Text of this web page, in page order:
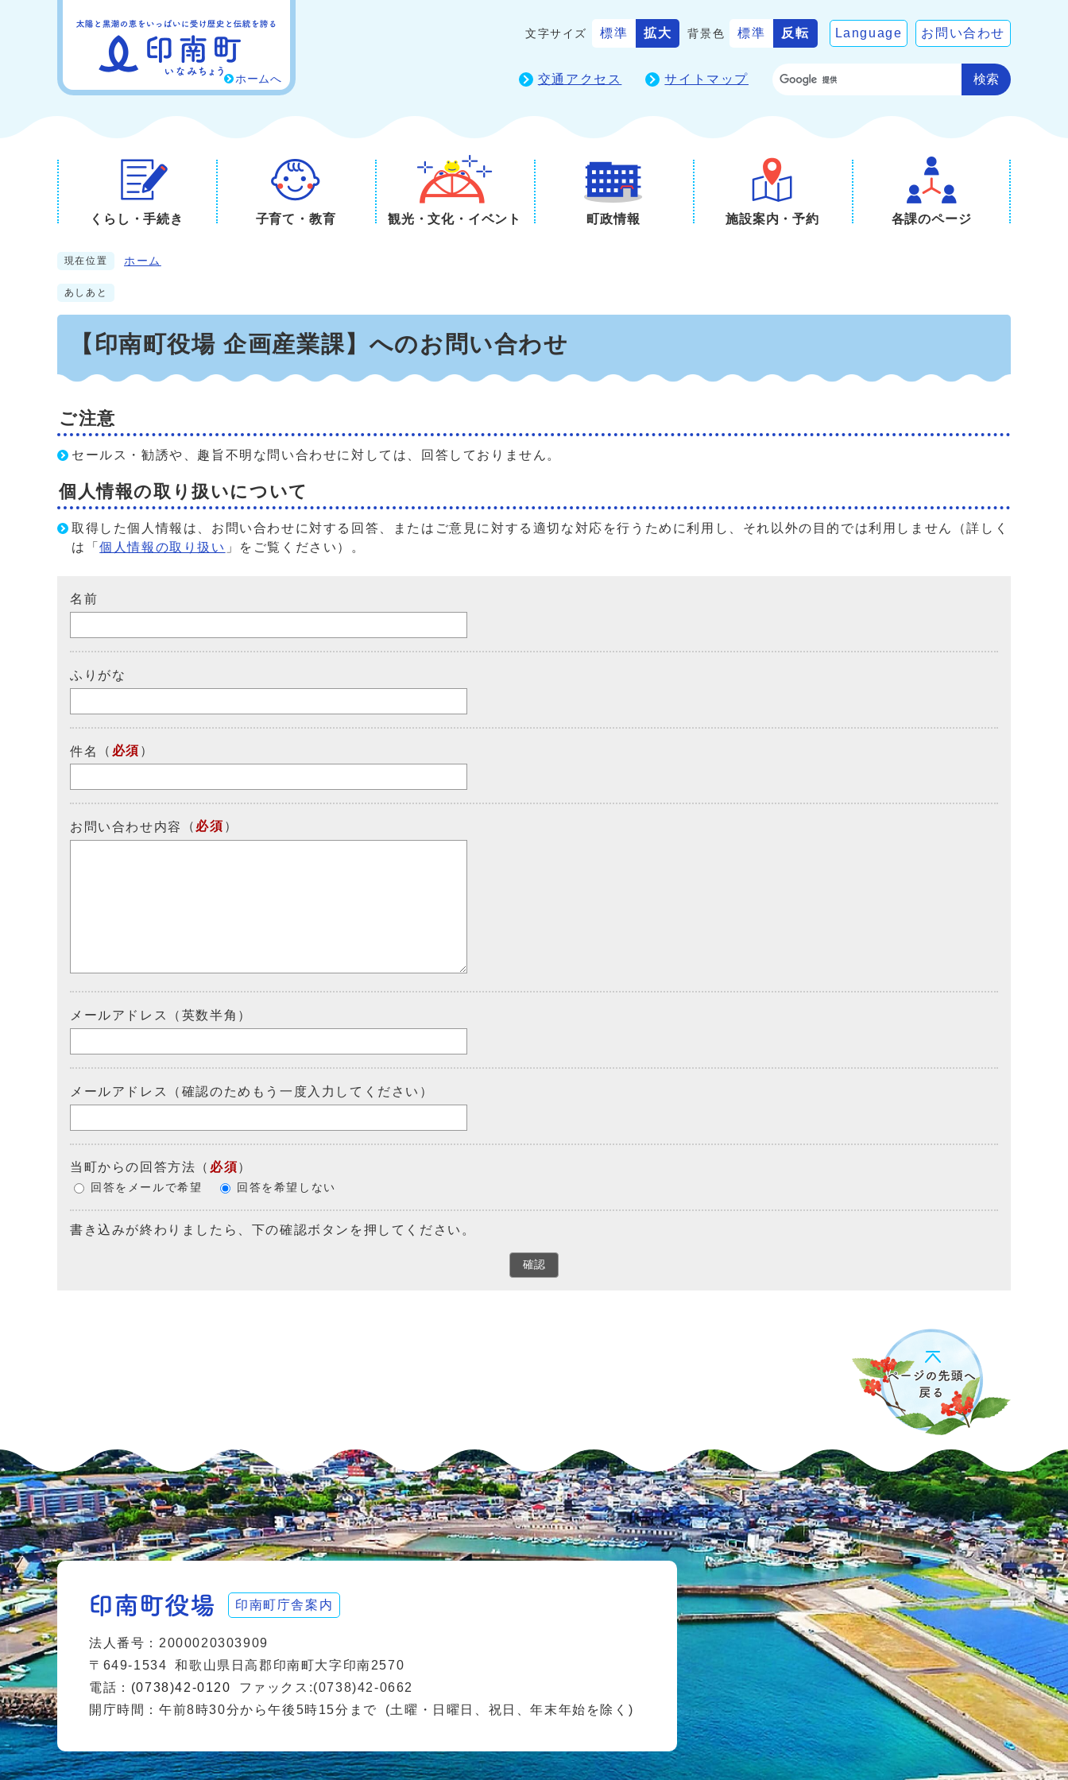
ホームへ
文字サイズ 標準 拡大 背景色 標準 反転 Language お問い合わせ
交通アクセス サイトマップ 検索
くらし・手続き 子育て・教育 観光・文化・イベント 町政情報 施設案内・予約 各課のページ
現在位置 ホーム
あしあと
【印南町役場 企画産業課】へのお問い合わせ
ご注意
セールス・勧誘や、趣旨不明な問い合わせに対しては、回答しておりません。
個人情報の取り扱いについて
取得した個人情報は、お問い合わせに対する回答、またはご意見に対する適切な対応を行うために利用し、それ以外の目的では利用しません（詳しく
は「個人情報の取り扱い 」をご覧ください）。
名前
ふりがな
件名 （ 必須 ）
お問い合わせ内容 （ 必須 ）
メールアドレス（英数半角）
メールアドレス（確認のためもう一度入力してください）
当町からの回答方法 （ 必須）
回答をメールで希望 回答を希望しない
書き込みが終わりましたら、下の確認ボタンを押してください。
確認
印南町庁舎案内
法人番号：2000020303909
〒649-1534
和歌山県日高郡印南町大字印南2570
電話： (0738)42-0120
ファックス:(0738)42-0662
開庁時間：午前8時30分から午後5時15分まで
(土曜・日曜日、祝日、年末年始を除く)